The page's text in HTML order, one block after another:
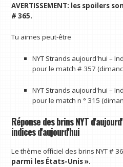
AVERTISSEMENT: les spoilers
# 365.
Tu aimes peut-être
NYT Strands aujourd'hui –
pour le match # 357
NYT Strands aujourd'hui –
pour le match n ° 315
Réponse des brins NYT
indices d'aujourd'hui
Le thème officiel des brins NYT #
parmi les États-Unis ».